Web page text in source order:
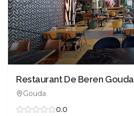
Restaurant De Beren Gouda
Gouda
0.0